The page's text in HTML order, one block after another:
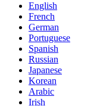
English
French
German
Portuguese
Spanish
Russian
Japanese
Korean
Arabic
Irish